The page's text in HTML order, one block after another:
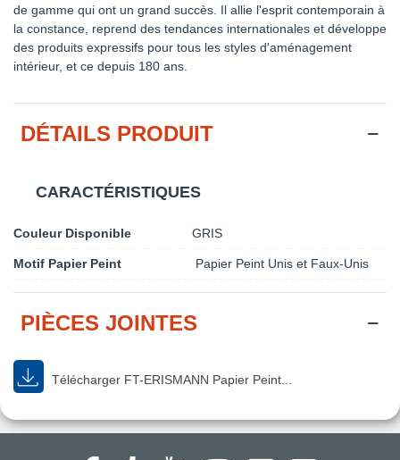
de gamme qui ont un grand succès. Il allie l'esprit contemporain à
la constance, reprend des tendances internationales et développe
des produits expressifs pour tous les styles d'aménagement
intérieur, et ce depuis 180 ans.
DÉTAILS PRODUIT
CARACTÉRISTIQUES
Couleur Disponible GRIS
Motif Papier Peint Papier Peint Unis et Faux-Unis
PIÈCES JOINTES
Télécharger FT-ERISMANN Papier Peint...